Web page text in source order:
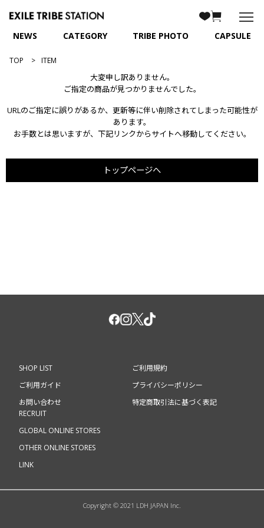
NEWS CATEGORY TRIBE PHOTO CAPSULE
TOP ITEM
大変申し訳ありません。
ご指定の商品が見つかりませんでした。
URLのご指定に誤りがあるか、更新等に伴い削除されてしまった可能性が
あります。
お手数とは思いますが、下記リンクからサイトへ移動してください。
トップページへ
SHOP LIST
ご利用ガイド
お問い合わせ
ご利用規約
プライバシーポリシー
特定商取引法に基づく表記
RECRUIT
GLOBAL ONLINE STORES
OTHER ONLINE STORES
LINK
Copyright © 2021 LDH JAPAN Inc.